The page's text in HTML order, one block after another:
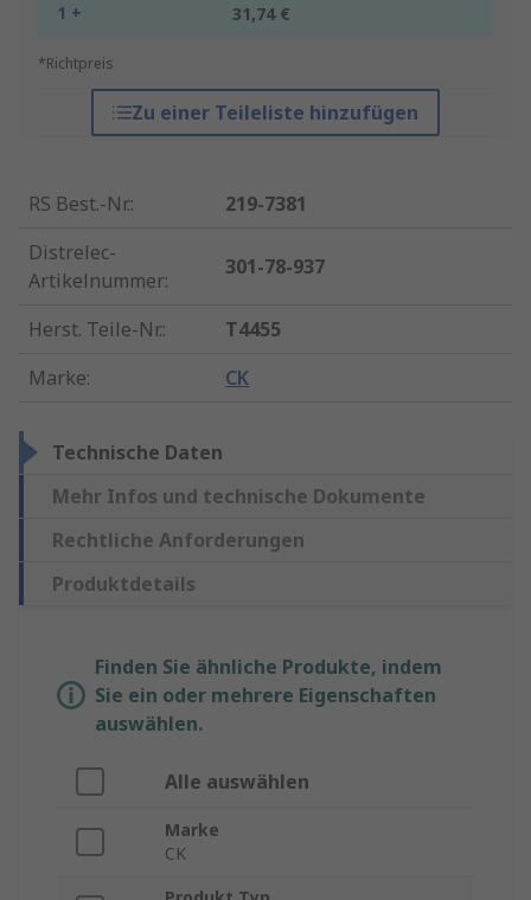
1 + 31,74 €
*Richtpreis
Zu einer Teileliste hinzufügen
RS Best.-Nr.:
219-7381
Distrelec-
Artikelnummer:
301-78-937
Herst. Teile-Nr.:
T4455
Marke: CK
Technische Daten
Mehr Infos und technische Dokumente
Rechtliche Anforderungen
Produktdetails
Finden Sie ähnliche Produkte, indem
Sie ein oder mehrere Eigenschaften
auswählen.
Alle auswählen
Marke
CK